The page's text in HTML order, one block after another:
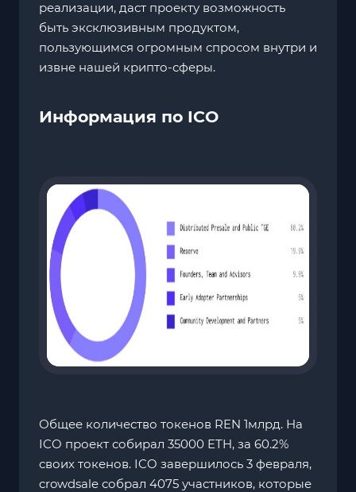
реализации, даст проекту возможность
быть эксклюзивным продуктом,
пользующимся огромным спросом внутри и
извне нашей крипто-сферы.
Информация по ICO
Общее количество токенов REN 1млрд. На
ICO проект собирал 35000 ETH, за 60.2%
своих токенов. ICO завершилось 3 февраля,
crowdsale собрал 4075 участников, которые